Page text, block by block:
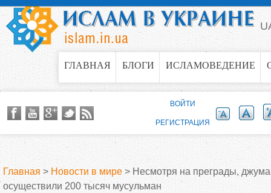
Jump to navigation
ГЛАВНАЯ БЛОГИ ИСЛАМОВЕДЕНИЕ
Главная > Новости в мире > Несмотря на преграды,
осуществили 200 тысяч мусульман
ВОЙТИ
РЕГИСТРАЦИЯ